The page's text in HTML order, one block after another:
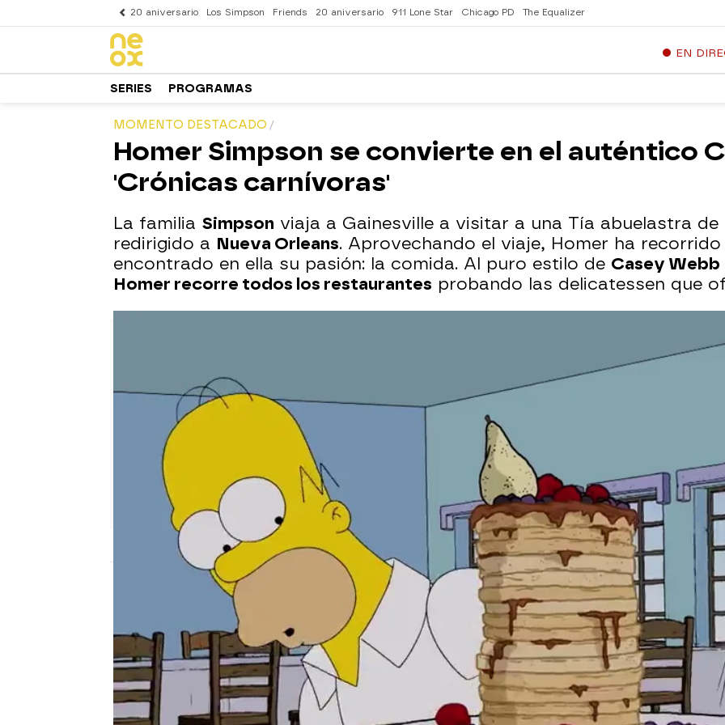
20 aniversario Los Simpson Friends 20 aniversario 911 Lone Star Chicago PD The Equalizer
EN
SERIES PROGRAMAS
MOMENTO DESTACADO
Homer Simpson se convierte en el auténtico
'Crónicas carnívoras'
La familia Simpson viaja a Gainesville a visitar a una Tía abuelastra
redirigido a Nueva Orleans. Aprovechando el viaje, Homer ha
encontrado en ella su pasión: la comida. Al puro estilo de Casey Webb
Homer recorre todos los restaurantes probando las delicatessen que
16 de febrero de 2020, 23:04
Whatsapp
Facebook
X
casey webb Homer Simpson Los Simpson Neox crónicas carnívoras